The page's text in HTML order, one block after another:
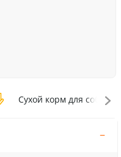
Сухой корм для собак